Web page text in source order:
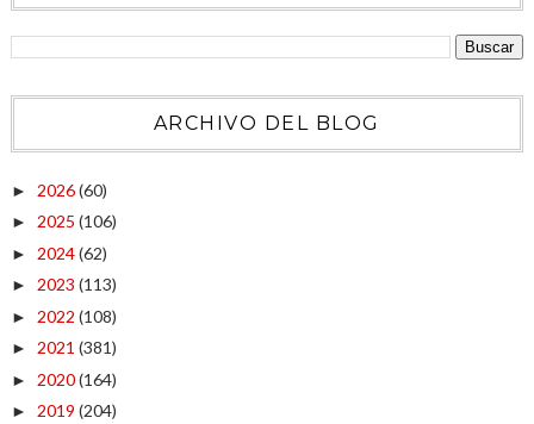
ARCHIVO DEL BLOG
► 2026(60)
► 2025 (106)
► 2024(62)
► 2023 (113)
► 2022 (108)
► 2021 (381)
► 2020(164)
► 2019 (204)